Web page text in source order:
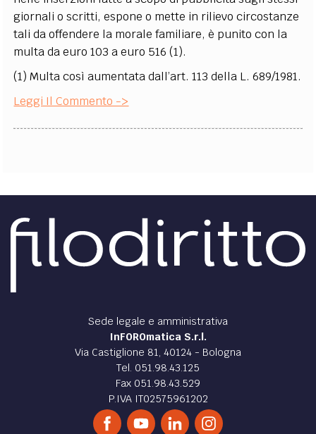
giornali o scritti, espone o mette in rilievo circostanze
tali da offendere la morale familiare, è punito con la
multa da euro 103 a euro 516(1).
(1) Multa così aumentata dall’art. 113 della L. 689/1981.
Leggi Il Commento ->
Sede legale e amministrativa
InFOROmatica S.r.l.
Via Castiglione 81, 40124 - Bologna
Tel. 051.98.43.125
Fax 051.98.43.529
P.IVA IT02575961202